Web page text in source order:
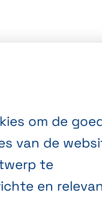
om de
van de
te
en